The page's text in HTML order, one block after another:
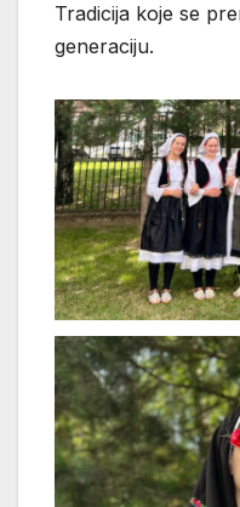
Tradicija koje se
generaciju.